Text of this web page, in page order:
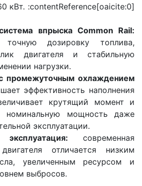
кВт. :contentReference[oaicite:0]
впрыска Common Rail:
точную дозировку топлива,
двигателя и стабильную
нагрузки.
промежуточным охлаждением
эффективность наполнения
крутящий момент и
номинальную мощность даже
эксплуатации.
современная
отличается низким
увеличенным ресурсом и
выбросов.